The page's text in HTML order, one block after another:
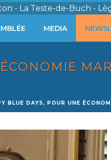
- La Teste-de-Buch -
MEDIA
BLUE DAYS, POUR UNE